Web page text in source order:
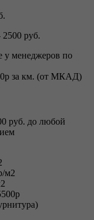
руб.
у менеджеров по
за км. (от МКАД)
руб. до любой
м2